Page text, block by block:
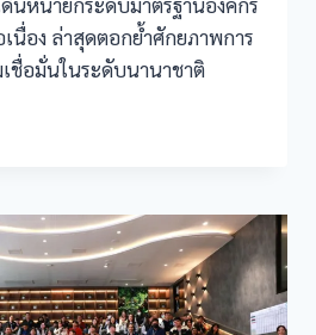
นื่อง ล่าสุดตอกย้ำศักยภาพการ
ชื่อมั่นในระดับนานาชาติ